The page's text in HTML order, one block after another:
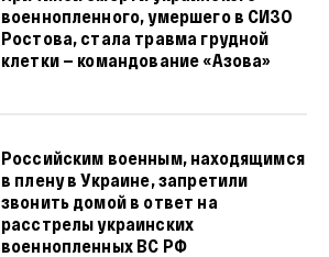
военнопленного, умершего в СИЗО
Ростова, стала травма грудной
клетки — командование «Азова»
Российским военным, находящимся
в плену в Украине, запретили
звонить домой в ответ на
расстрелы украинских
военнопленных ВС РФ